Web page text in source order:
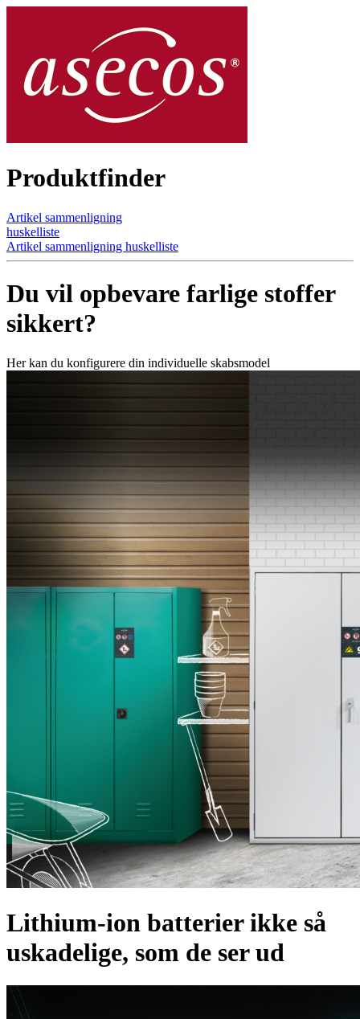
Produktfinder
Artikel sammenligning
huskelliste
Artikel sammenligning huskelliste
Du vil opbevare farlige stoffer
sikkert?
Her kan du konfigurere din individuelle skabsmodel
Lithium-ion batterier ikke så
uskadelige, som de ser ud